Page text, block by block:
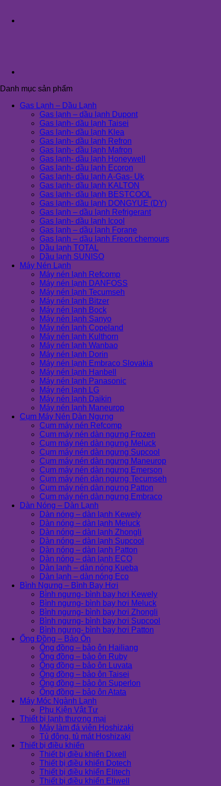
Danh mục sản phẩm
Gas Lạnh – Dầu Lạnh
Gas lạnh – dầu lạnh Dupont
Gas lạnh- dầu lạnh Taisei
Gas lạnh- dầu lạnh Klea
Gas lạnh- dầu lạnh Refron
Gas lạnh- dầu lạnh Mafron
Gas lạnh- dầu lạnh Honeywell
Gas lạnh- dầu lạnh Ecoron
Gas lạnh- dầu lạnh A-Gas- Uk
Gas lạnh- dầu lạnh KALTON
Gas lạnh- dầu lạnh BESTCOOL
Gas lạnh- dầu lạnh DONGYUE (DY)
Gas lạnh – dầu lạnh Refrigerant
Gas lạnh- dầu lạnh Icool
Gas lạnh – dầu lạnh Forane
Gas lạnh – dầu lạnh Freon chemours
Dầu lạnh TOTAL
Dầu lạnh SUNISO
Máy Nén Lạnh
Máy nén lạnh Refcomp
Máy nén lạnh DANFOSS
Máy nén lạnh Tecumseh
Máy nén lạnh Bitzer
Máy nén lạnh Bock
Máy nén lạnh Sanyo
Máy nén lạnh Copeland
Máy nén lạnh Kulthorn
Máy nén lạnh Wanbao
Máy nén lạnh Dorin
Máy nén lạnh Embraco Slovakia
Máy nén lạnh Hanbell
Máy nén lạnh Panasonic
Máy nén lạnh LG
Máy nén lạnh Daikin
Máy nén lạnh Maneurop
Cụm Máy Nén Dàn Ngưng
Cụm máy nén Refcomp
Cụm máy nén dàn ngưng Frozen
Cụm máy nén dàn ngưng Meluck
Cụm máy nén dàn ngưng Supcool
Cụm máy nén dàn ngưng Maneurop
Cụm máy nén dàn ngưng Emerson
Cụm máy nén dàn ngưng Tecumseh
Cụm máy nén dàn ngưng Patton
Cụm máy nén dàn ngưng Embraco
Dàn Nóng – Dàn Lạnh
Dàn nóng – dàn lạnh Kewely
Dàn nóng – dàn lạnh Meluck
Dàn nóng – dàn lạnh Zhongli
Dàn nóng – dàn lạnh Supcool
Dàn nóng – dàn lạnh Patton
Dàn nóng – dàn lạnh ECO
Dàn lạnh – dàn nóng Kueba
Dàn lạnh – dàn nóng Eco
Bình Ngưng – Bình Bay Hơi
Bình ngưng- bình bay hơi Kewely
Bình ngưng- bình bay hơi Meluck
Bình ngưng- bình bay hơi Zhongli
Bình ngưng- bình bay hơi Supcool
Bình ngưng- bình bay hơi Patton
Ống Đồng – Bảo Ôn
Ống đồng – bảo ôn Hailiang
Ống đồng – bảo ôn Ruby
Ống đồng – bảo ôn Luvata
Ống đồng – bảo ôn Taisei
Ống đồng – bảo ôn Superlon
Ống đồng – bảo ôn Atata
Máy Móc Ngành Lạnh
Phụ Kiện Vật Tư
Thiết bị lạnh thương mại
Máy làm đá viên Hoshizaki
Tủ đông, tủ mát Hoshizaki
Thiết bị điều khiển
Thiết bị điều khiển Dixell
Thiết bị điều khiển Dotech
Thiết bị điều khiển Elitech
Thiết bị điều khiển Eliwell